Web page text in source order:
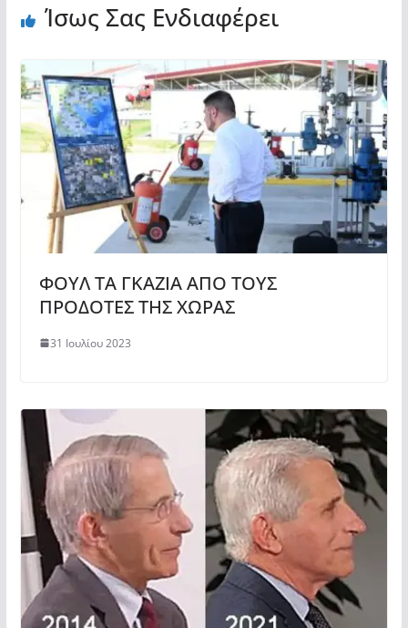
Ίσως Σας Ενδιαφέρει
ΦΟΥΛ ΤΑ ΓΚΑΖΙΑ ΑΠΟ ΤΟΥΣ
ΠΡΟΔΟΤΕΣ ΤΗΣ ΧΩΡΑΣ
31 Ιουλίου 2023